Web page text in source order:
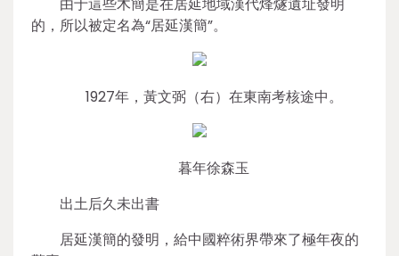
的，所以被定名為“居延漢簡”。
1927年，黃文弼（右）在東南考核途中。
暮年徐森玉
出土后久未出書
居延漢簡的發明，給中國粹術界帶來了極年夜的